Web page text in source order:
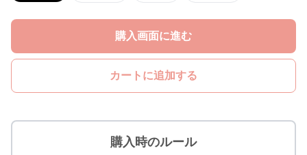
購入画面に進む
カートに追加する
購入時のルール